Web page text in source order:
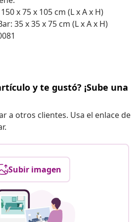
x 75 x 105 cm (L x A x H)
35 x 35 x 75 cm (L x A x H)
y te gustó? ¡Sube una
a otros clientes. Usa el enlace de
Subir imagen